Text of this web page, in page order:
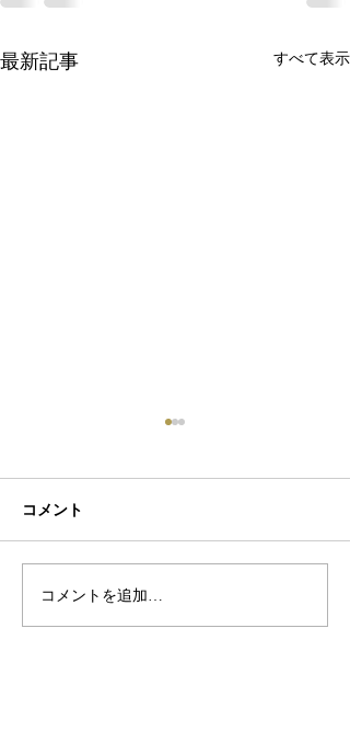
最新記事 すべて表示
初ネイル
コメント
コメントを追加…